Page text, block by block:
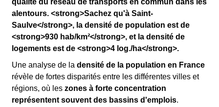
qualité du réseau de transports en commun dans les
alentours. <strong>Sachez qu'à Saint-
Saulve</strong>, la densité de population est de
<strong>930 hab/km²</strong>, et la densité de
logements est de <strong>4 log./ha</strong>.
Une analyse de la densité de la population en France
révèle de fortes disparités entre les différentes villes et
régions, où les zones à forte concentration
représentent souvent des bassins d'emplois.